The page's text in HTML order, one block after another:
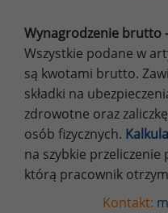
Wynagrodzenie brutto
Wszystkie podane w
są kwotami brutto.
składki na
zdrowotne oraz
osób fizycznych.
na szybkie
którą pracownik
Kontakt: